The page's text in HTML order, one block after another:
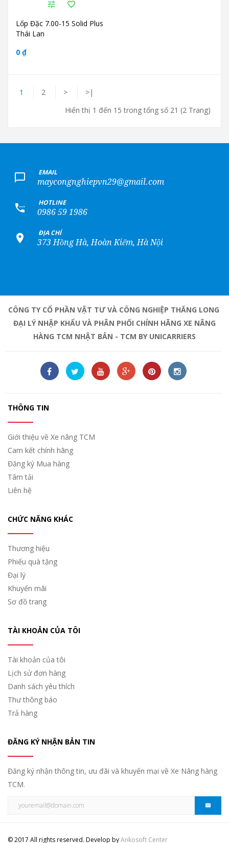
Lốp Đặc 7.00-15 Solid Plus
Thái Lan
0 ₫
1 2 >
>|
Hiển thị 1 đến 15 trong tổng số 21 (2 Trang)
EMAIL
maycongnghiepvn29@gmail.com
HOTLINE
0986 59 1986
ĐỊA CHỈ
373 Hồng Hà, Hoàn Kiếm, Hà Nội
CÔNG TY CỔ PHẦN VẬT TƯ VÀ CÔNG NGHIỆP THĂNG LONG
ĐẠI LÝ NHẬP KHẨU VÀ PHÂN PHỐI CHÍNH HÃNG XE NÂNG
HÀNG TCM NHẬT BẢN - TCM BY UNICARRIERS
THÔNG TIN
Giới thiệu về Xe nâng TCM
Cam kết chính hãng
Đăng ký Mua hàng
Tâm tải
Liên hệ
CHỨC NĂNG KHÁC
Thương hiệu
Phiếu quà tặng
Đại lý
Khuyến mãi
Sơ đồ trang
TÀI KHOẢN CỦA TÔI
Tài khoản của tôi
Lịch sử đơn hàng
Danh sách yêu thích
Thư thông báo
Trả hàng
ĐĂNG KÝ NHẬN BẢN TIN
Đăng ký nhận thông tin, ưu đãi và khuyến mại về Xe Nâng hàng
TCM.
© 2017 All rights reserved. Develop byAnkosoft Center